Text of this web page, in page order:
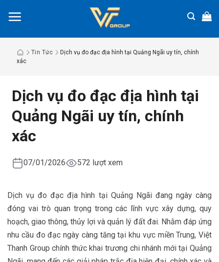
đến
dung
Tin Tức
Dịch vụ đo đạc địa hình tại Quảng Ngãi uy tín, chính
xác
Dịch vụ đo đạc địa hình tại
Quảng Ngãi uy tín, chính
xác
07/01/2026 572 lượt xem
Dịch vụ đo đạc địa hình tại Quảng Ngãi đang ngày càng
đóng vai trò quan trọng trong các lĩnh vực xây dựng, quy
hoạch, giao thông, thủy lợi và quản lý đất đai. Nhằm đáp ứng
nhu cầu đo đạc ngày càng tăng tại khu vực miền Trung, Việt
Thanh Group chính thức khai trương chi nhánh mới tại Quảng